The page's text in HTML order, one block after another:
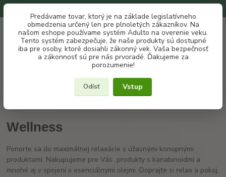
Predávame tovar, ktorý je na základe legislatívneho
obmedzenia určený len pre plnoletých zákazníkov. Na
našom eshope používame systém Adulto na overenie veku.
Tento systém zabezpečuje, že naše produkty sú dostupné
iba pre osoby, ktoré dosiahli zákonný vek. Vaša bezpečnosť
a zákonnosť sú pre nás prvoradé. Ďakujeme za
porozumenie!
Odísť Vstup
Menu
EUR
+421 907 302 607
(Po-Pia, 10 -18 hod.)
za€ 0
Wellness
Ponorte sa do maximálnej relaxácie s úžasnými konopnými
produktami. Nakupujeme pre Vás produkty s kanabinoidmi a
mnohé aj v spojení s esenciálnymi olejmi. Doprajte si relax a pokoj,